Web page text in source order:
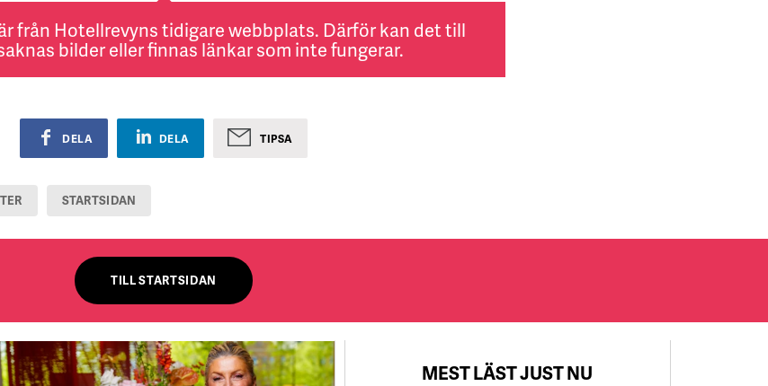
från Hotellrevyns tidigare webbplats. Därför kan det till
bilder eller finnas länkar som inte fungerar.
DELA DELA TIPSA
STARTSIDAN
TILL STARTSIDAN
MEST LÄST JUST NU